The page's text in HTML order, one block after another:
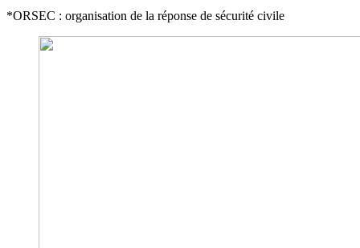
*ORSEC : organisation de la réponse de sécurité civile